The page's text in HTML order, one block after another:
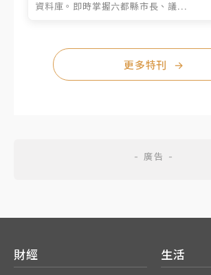
資料庫。即時掌握六都縣市長、議...
更多特刊 →
財經 生活